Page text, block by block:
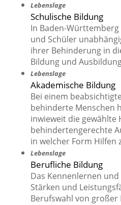
Lebenslage
Schulische Bildung
In Baden-
und Schüler
ihrer Behinderung in
Bildung und
Lebenslage
Akademische Bildung
Bei einem
behinderte Menschen
inwieweit die gewählte
behindertengerechte
in welcher Form Hilfen
Lebenslage
Berufliche Bildung
Das Kennenlernen
Stärken und
Berufswahl von großer